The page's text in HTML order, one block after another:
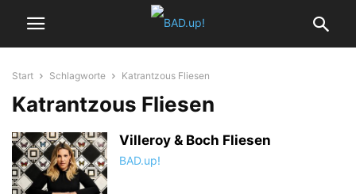
Start Schlagworte Katrantzous Fliesen
Katrantzous Fliesen
Villeroy & Boch Fliesen
BAD.up!